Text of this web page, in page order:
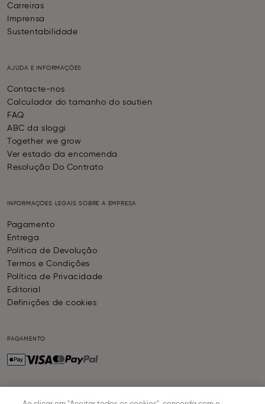
Carreiras
Imprensa
Sustentabilidade
AJUDA E INFORMAÇÕES
Contacte-nos
Calculador do tamanho do soutien
FAQ
ABC da sloggi
Together we grow
Ver estado da encomenda
Resolução Do Contrato
INFORMAÇÕES LEGAIS SOBRE A EMPRESA
Pagamento
Entrega
Política de Devolução
Termos e Condições
Política de Privacidade
Editorial
Definições de cookies
PAGAMENTO
ENTREGA